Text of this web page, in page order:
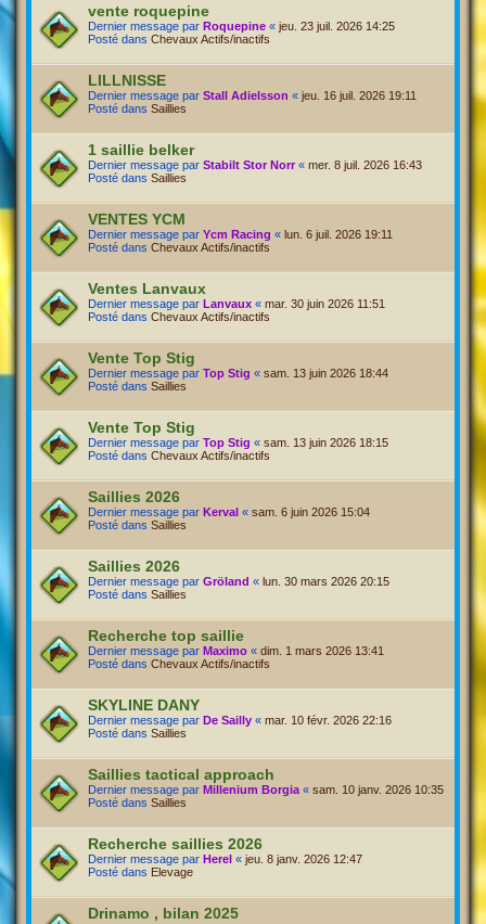
vente roquepine
Dernier message par Roquepine « jeu. 23 juil. 2026 14:25
Posté dans Chevaux Actifs/inactifs
LILLNISSE
Dernier message par Stall Adielsson « jeu. 16 juil. 2026 19:11
Posté dans Saillies
1 saillie belker
Dernier message par Stabilt Stor Norr « mer. 8 juil. 2026 16:43
Posté dans Saillies
VENTES YCM
Dernier message par Ycm Racing « lun. 6 juil. 2026 19:11
Posté dans Chevaux Actifs/inactifs
Ventes Lanvaux
Dernier message par Lanvaux « mar. 30 juin 2026 11:51
Posté dans Chevaux Actifs/inactifs
Vente Top Stig
Dernier message par Top Stig « sam. 13 juin 2026 18:44
Posté dans Saillies
Vente Top Stig
Dernier message par Top Stig « sam. 13 juin 2026 18:15
Posté dans Chevaux Actifs/inactifs
Saillies 2026
Dernier message par Kerval « sam. 6 juin 2026 15:04
Posté dans Saillies
Saillies 2026
Dernier message par Gröland « lun. 30 mars 2026 20:15
Posté dans Saillies
Recherche top saillie
Dernier message par Maximo « dim. 1 mars 2026 13:41
Posté dans Chevaux Actifs/inactifs
SKYLINE DANY
Dernier message par De Sailly « mar. 10 févr. 2026 22:16
Posté dans Saillies
Saillies tactical approach
Dernier message par Millenium Borgia « sam. 10 janv. 2026 10:35
Posté dans Saillies
Recherche saillies 2026
Dernier message par Herel « jeu. 8 janv. 2026 12:47
Posté dans Elevage
Drinamo , bilan 2025